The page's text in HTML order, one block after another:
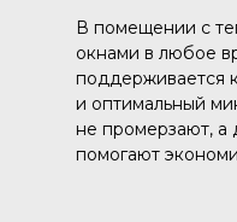
В помещении с
окнами в любое
поддерживается
и оптимальный
не промерзают,
помогают